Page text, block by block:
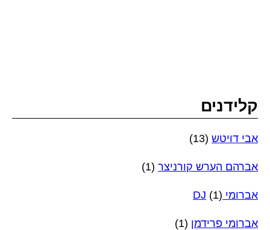
קלידנים
אבי דויטש (13)
אברהם הערש קורניצר (1)
אברומי DJ (1)
אברומי פרידמן (1)